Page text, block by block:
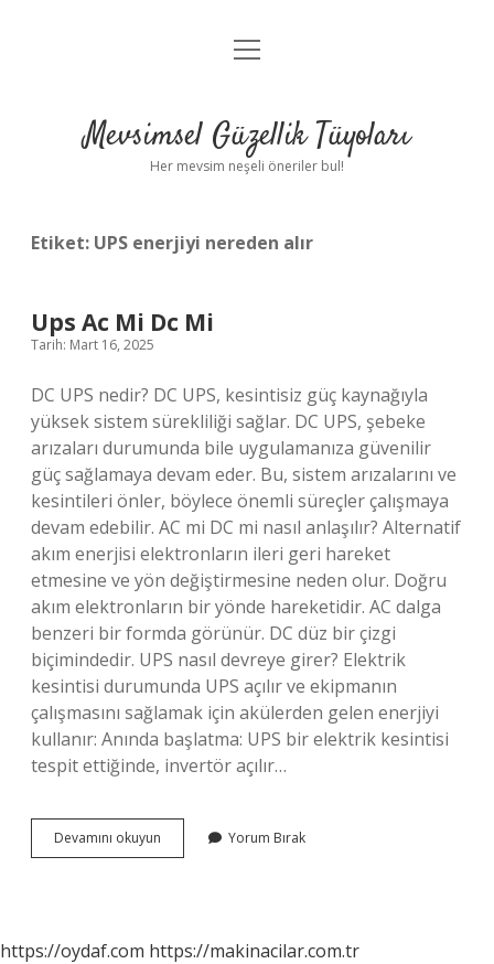
Anasayfa
Yasal Uyarı
menüyü
Mevsimsel Güzellik Tüyoları
Her mevsim neşeli öneriler bul!
Etiket: UPS enerjiyi nereden alır
Ups Ac Mi Dc Mi
Tarih: Mart 16, 2025
DC UPS nedir? DC UPS, kesintisiz güç kaynağıyla
yüksek sistem sürekliliği sağlar. DC UPS, şebeke
arızaları durumunda bile uygulamanıza güvenilir
güç sağlamaya devam eder. Bu, sistem arızalarını ve
kesintileri önler, böylece önemli süreçler çalışmaya
devam edebilir. AC mi DC mi nasıl anlaşılır? Alternatif
akım enerjisi elektronların ileri geri hareket
etmesine ve yön değiştirmesine neden olur. Doğru
akım elektronların bir yönde hareketidir. AC dalga
benzeri bir formda görünür. DC düz bir çizgi
biçimindedir. UPS nasıl devreye girer? Elektrik
kesintisi durumunda UPS açılır ve ekipmanın
çalışmasını sağlamak için akülerden gelen enerjiyi
kullanır: Anında başlatma: UPS bir elektrik kesintisi
tespit ettiğinde, invertör açılır…
Devamını okuyun
Ac
Yorum Bırak
https://oydaf.com https://makinacilar.com.tr